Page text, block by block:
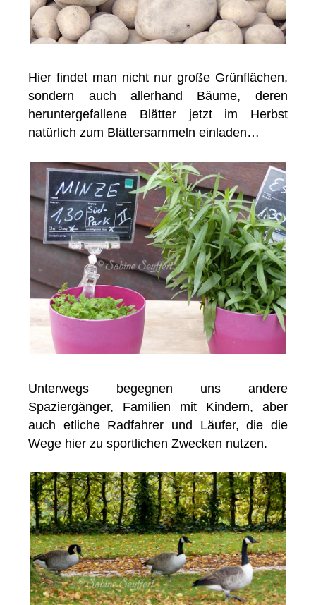
Hier findet man nicht nur große Grünflächen,
sondern auch allerhand Bäume, deren
heruntergefallene Blätter jetzt im Herbst
natürlich zum Blättersammeln einladen…
Unterwegs begegnen uns andere
Spaziergänger, Familien mit Kindern, aber
auch etliche Radfahrer und Läufer, die die
Wege hier zu sportlichen Zwecken nutzen.